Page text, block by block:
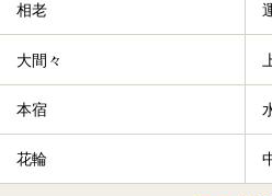
相老
大間々
本宿
花輪